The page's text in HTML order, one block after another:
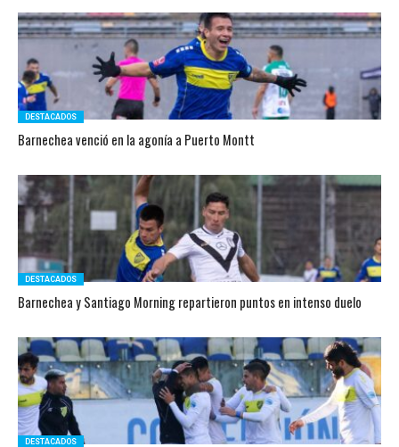
DESTACADOS
Barnechea venció en la agonía a Puerto Montt
DESTACADOS
Barnechea y Santiago Morning repartieron puntos en intenso duelo
DESTACADOS